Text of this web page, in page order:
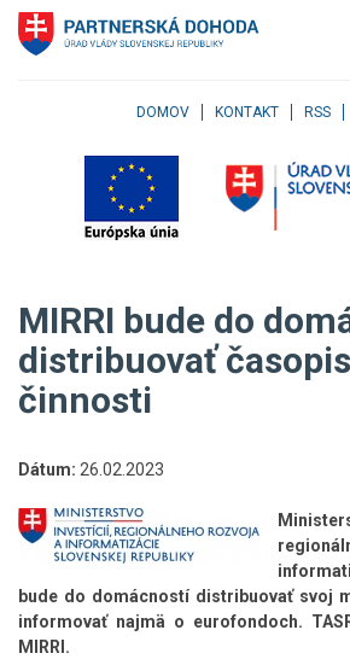
Klávesové
skratky
Skočiť
menu
na
užívateľské
menu
na
stránky
DOMOV KONTAKT RSS
MIRRI bude do
distribuovať
činnosti
Dátum: 26.02.2023
bude do domácností distribuovať svoj
informovať najmä o eurofondoch.
MIRRI.